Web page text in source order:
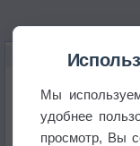
НОВОЕ О ПОГОДЕ
+51°
Мы
удобнее
просмотр, Вы